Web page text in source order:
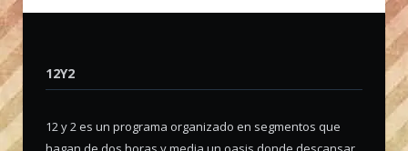
12Y2
12 y 2 es un programa organizado en segmentos que